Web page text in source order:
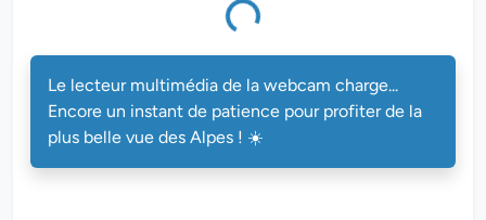
de la webcam charge...
Le lecteur multimédia de la webcam charge...
Encore un instant de patience pour profiter de la
plus belle vue des Alpes ! ☀️